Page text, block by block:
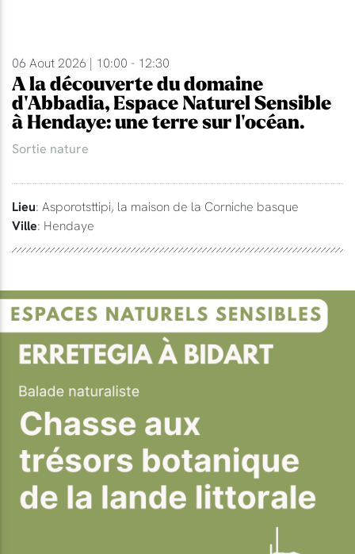
06 Aout 2026 | 10:00 - 12:30
A la découverte du domaine
d'Abbadia, Espace Naturel Sensible
à Hendaye: une terre sur l'océan.
Sortie nature
Lieu: Asporotsttipi, la maison de la Corniche basque
Ville: Hendaye